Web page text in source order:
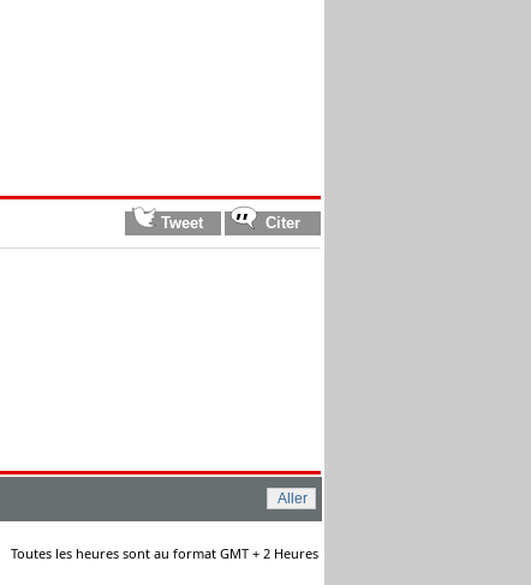
Toutes les heures sont au format GMT + 2 Heures